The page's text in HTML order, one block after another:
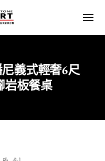
義式輕奢6尺
岩板餐桌